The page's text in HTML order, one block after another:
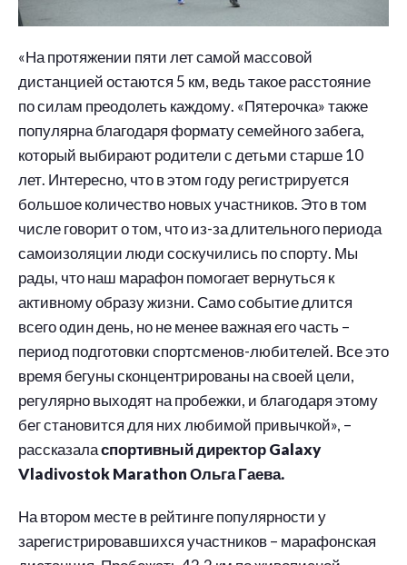
«На протяжении пяти лет самой массовой
дистанцией остаются 5 км, ведь такое расстояние
по силам преодолеть каждому. «Пятерочка» также
популярна благодаря формату семейного забега,
который выбирают родители с детьми старше 10
лет. Интересно, что в этом году регистрируется
большое количество новых участников. Это в том
числе говорит о том, что из-за длительного периода
самоизоляции люди соскучились по спорту. Мы
рады, что наш марафон помогает вернуться к
активному образу жизни. Само событие длится
всего один день, но не менее важная его часть –
период подготовки спортсменов-любителей. Все это
время бегуны сконцентрированы на своей цели,
регулярно выходят на пробежки, и благодаря этому
бег становится для них любимой привычкой», –
рассказаласпортивный директор Galaxy
Vladivostok Marathon Ольга Гаева.
На втором месте в рейтинге популярности у
зарегистрировавшихся участников – марафонская